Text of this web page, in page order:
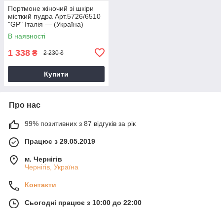
Портмоне жіночий зі шкіри
місткий пудра Арт.5726/6510
"GP" Італія — (Україна)
В наявності
1 338 ₴ 2 230 ₴
Купити
Про нас
99% позитивних з 87 відгуків за рік
Працює з 29.05.2019
м. Чернігів
Чернігів, Україна
Контакти
Сьогодні працює з 10:00 до 22:00